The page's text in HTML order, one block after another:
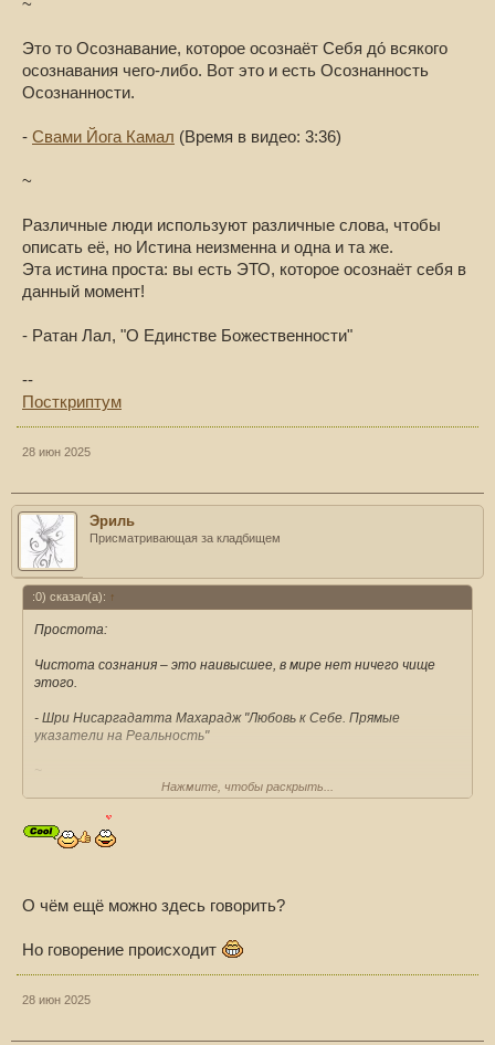
~
Это то Осознавание, которое осознаёт Себя до́ всякого
осознавания чего-либо. Вот это и есть Осознанность
Осознанности.
- Свами Йога Камал (Время в видео: 3:36)
~
Различные люди используют различные слова, чтобы
описать её, но Истина неизменна и одна и та же.
Эта истина проста: вы есть ЭТО, которое осознаёт себя в
данный момент!
- Ратан Лал, "О Единстве Божественности"
--
Посткриптум
28 июн 2025
Эриль
Присматривающая за кладбищем
:0) сказал(а): ↑
Простота:
Чистота сознания – это наивысшее, в мире нет ничего чище
этого.
- Шри Нисаргадатта Махарадж "Любовь к Себе. Прямые
указатели на Реальность"
Состояние:
«Поскольку у меня нет никакого состояния, Я абсолютно
https://m.vk.com/wall823299172_591
~
стоит на вершине
Нажмите, чтобы раскрыть...
О чём ещё можно здесь говорить?
Но говорение происходит
28 июн 2025